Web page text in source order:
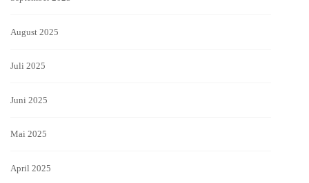
August 2025
Juli 2025
Juni 2025
Mai 2025
April 2025